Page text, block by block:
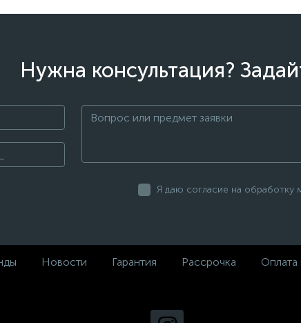
Нужна консультация?
Я даю согласие на обработку
Новости Гарантия Рассрочка Оплата